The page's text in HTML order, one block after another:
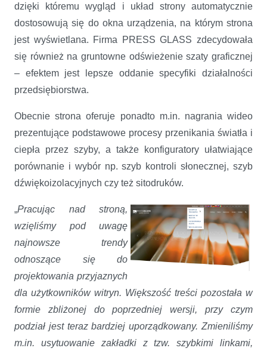
dzięki któremu wygląd i układ strony automatycznie
dostosowują się do okna urządzenia, na którym strona
jest wyświetlana. Firma PRESS GLASS zdecydowała
się również na gruntowne odświeżenie szaty graficznej
– efektem jest lepsze oddanie specyfiki działalności
przedsiębiorstwa.
Obecnie strona oferuje ponadto m.in. nagrania wideo
prezentujące podstawowe procesy przenikania światła i
ciepła przez szyby, a także konfiguratory ułatwiające
porównanie i wybór np. szyb kontroli słonecznej, szyb
dźwiękoizolacyjnych czy też sitodruków.
„Pracując nad stroną,
wzięliśmy pod uwagę
najnowsze trendy
odnoszące się do
projektowania przyjaznych
dla użytkowników witryn. Większość treści pozostała w
formie zbliżonej do poprzedniej wersji, przy czym
podział jest teraz bardziej uporządkowany. Zmieniliśmy
m.in. usytuowanie zakładki z tzw. szybkimi linkami,